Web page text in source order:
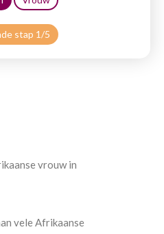
stap 1/5
vrouw in
vele Afrikaanse